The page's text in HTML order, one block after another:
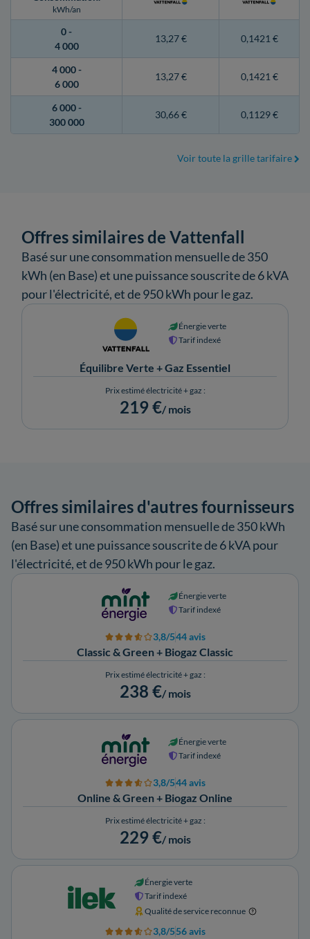
kWh/an
0 -
4 000
13,27 € 0,1421 €
4 000 -
6 000
13,27 € 0,1421 €
6 000 -
300 000
30,66 € 0,1129 €
Voir toute la grille tarifaire
Offres similaires de Vattenfall
Basé sur une consommation mensuelle de 350
kWh (en Base) et une puissance souscrite de 6 kVA
pour l'électricité, et de 950 kWh pour le gaz.
Équilibre Verte + Gaz Essentiel
Énergie verte
Tarif indexé
Prix estimé électricité + gaz :
219 €/ mois
Offres similaires d'autres fournisseurs
Basé sur une consommation mensuelle de 350 kWh
(en Base) et une puissance souscrite de 6 kVA pour
l'électricité, et de 950 kWh pour le gaz.
Classic & Green + Biogaz Classic
Énergie verte
Tarif indexé
3,8/544 avis
Prix estimé électricité + gaz :
238 €/ mois
Online & Green + Biogaz Online
Énergie verte
Tarif indexé
3,8/544 avis
Prix estimé électricité + gaz :
229 €/ mois
Énergie verte
Tarif indexé
Qualité de service reconnue
3,8/556 avis